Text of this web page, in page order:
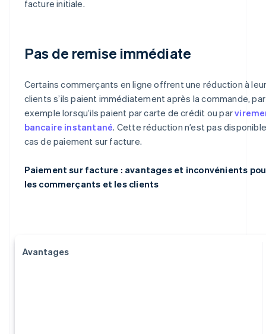
facture initiale.
Pas de remise immédiate
Certains commerçants en ligne offrent une réduction à
clients s’ils paient immédiatement après la commande, par
exemple lorsqu’ils paient par carte de crédit ou par
bancaire instantané. Cette réduction n’est pas
cas de paiement sur facture.
Paiement sur facture : avantages et inconvénients
les commerçants et les clients
Avantages